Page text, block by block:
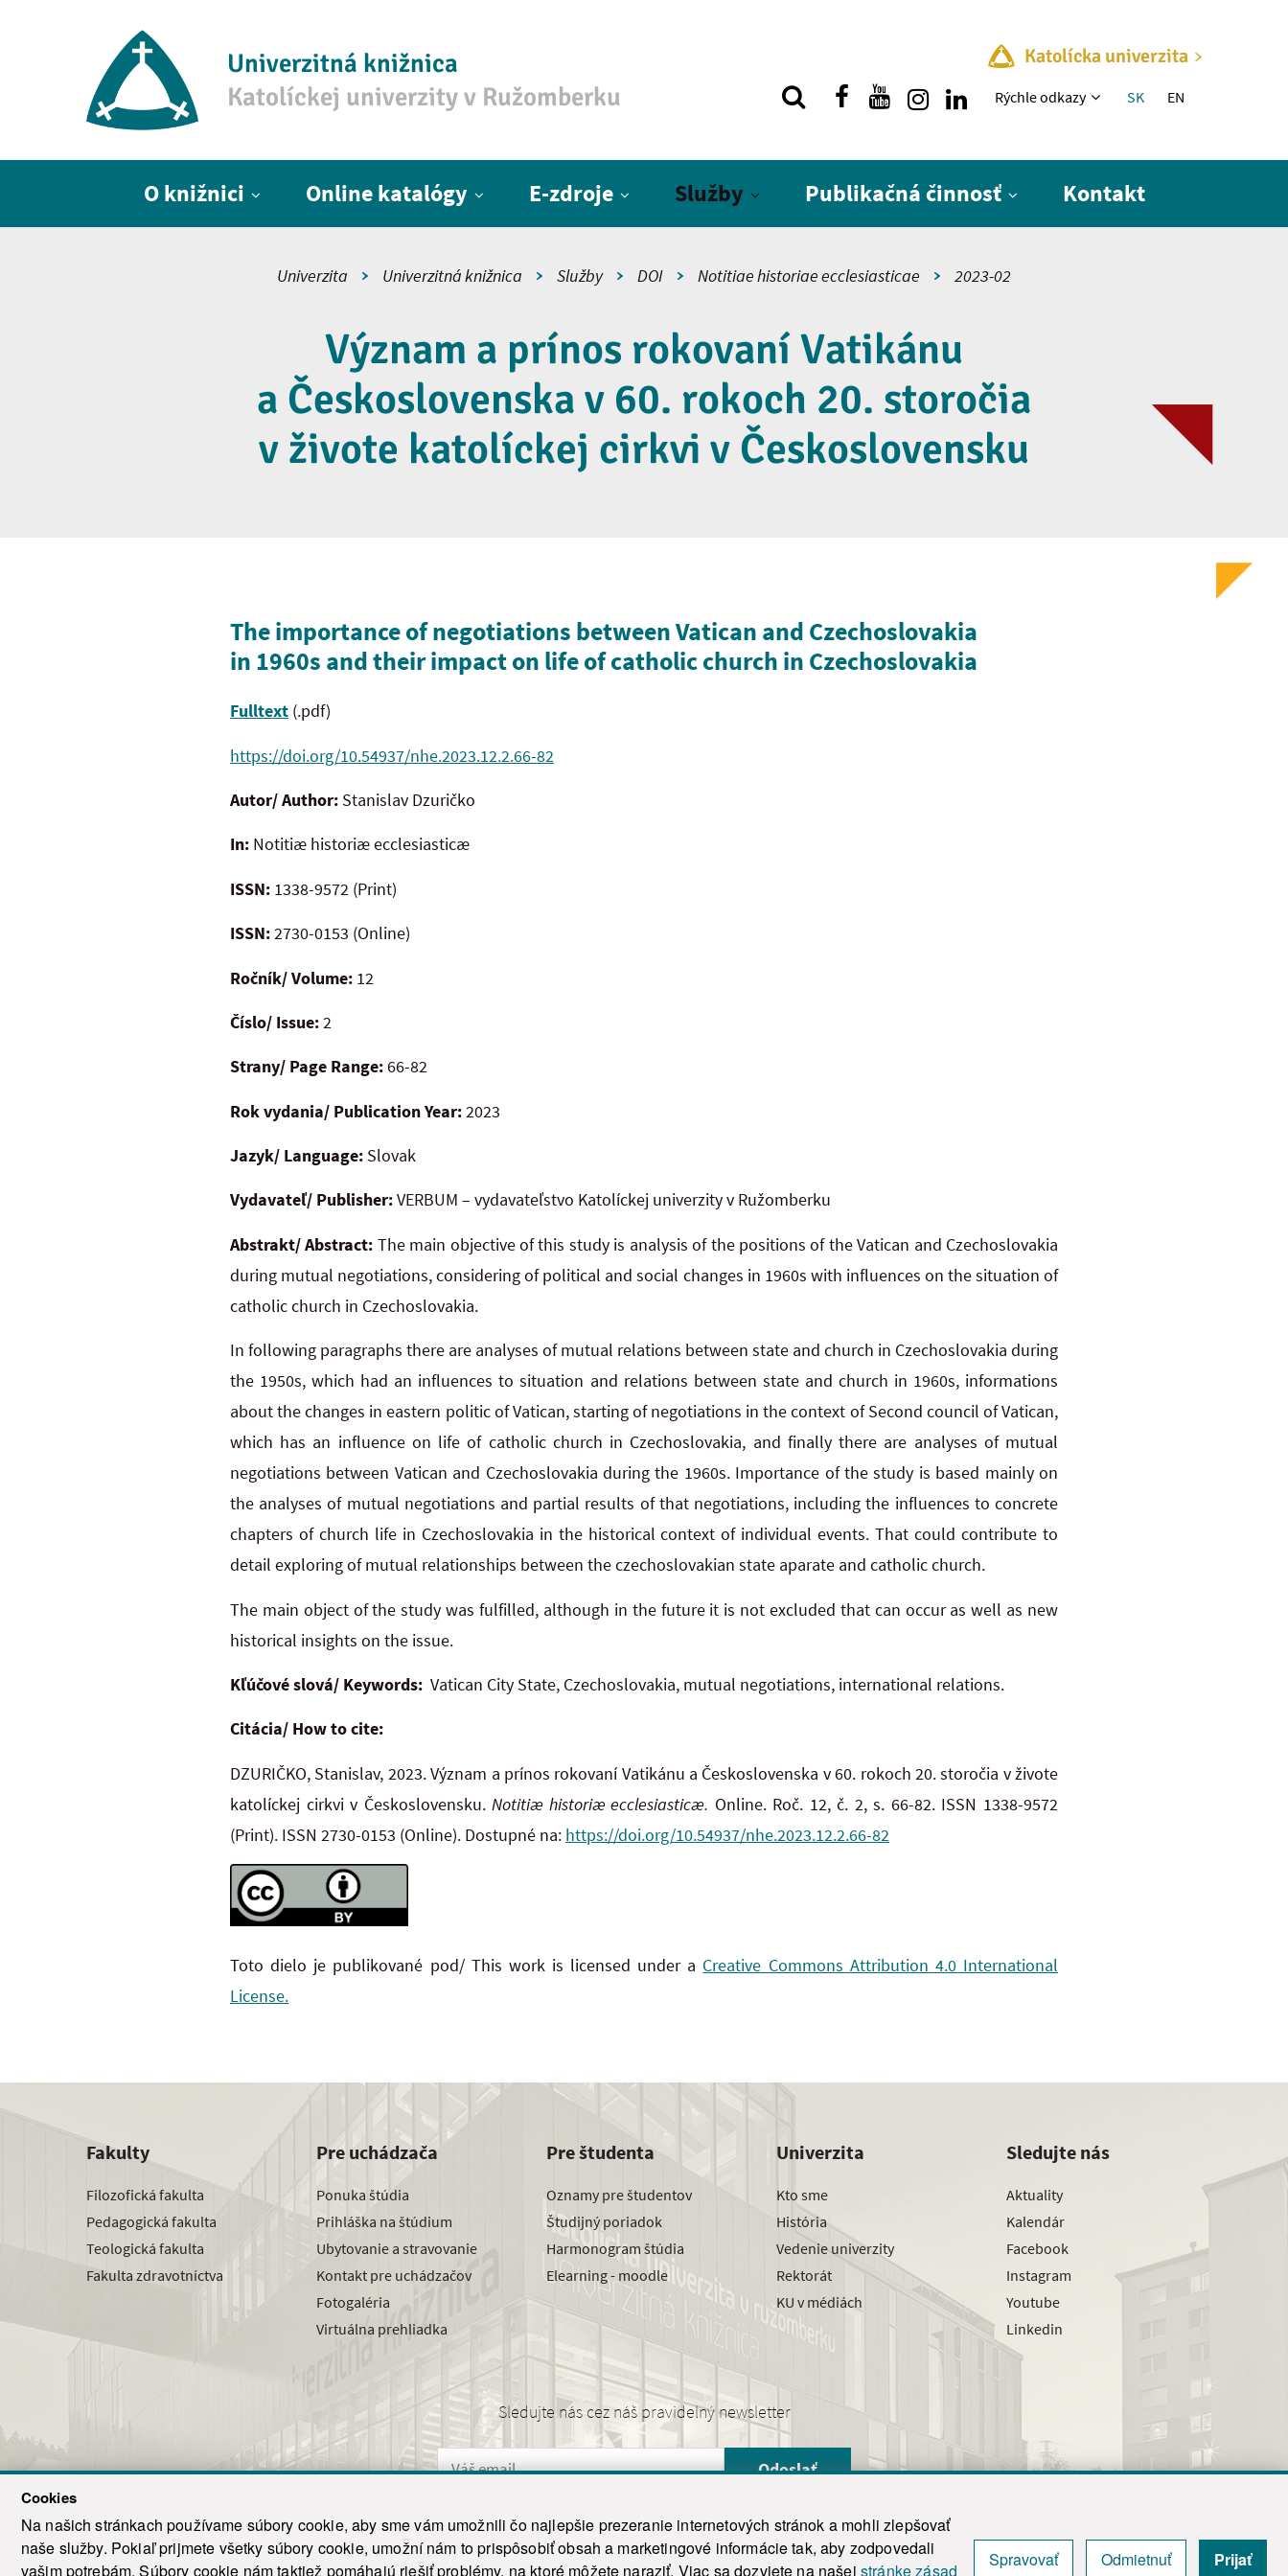
Cookies
Na našich stránkach používame súbory cookie, aby sme vám umožnili čo najlepšie prezeranie internetových stránok a mohli zlepšovať
naše služby. Pokiaľ prijmete všetky súbory cookie, umožní nám to prispôsobiť obsah a marketingové informácie tak, aby zodpovedali
vašim potrebám. Súbory cookie nám taktiež pomáhajú riešiť problémy, na ktoré môžete naraziť. Viac sa dozviete na našej stránke zásad
Spravovať Odmietnuť Prijať
Univerzitná knižnica
Katolíckej univerzity v Ružomberku
Katolícka univerzita
Rýchle menu
Rýchle odkazy SK EN
O knižnici Online katalógy E-zdroje Služby Publikačná činnosť Kontakt
Univerzita Univerzitná knižnica Služby DOI Notitiae historiae ecclesiasticae 2023-02
Význam a prínos rokovaní Vatikánu
a Československa v 60. rokoch 20. storočia
v živote katolíckej cirkvi v Československu
The importance of negotiations between Vatican and Czechoslovakia
in 1960s and their impact on life of catholic church in Czechoslovakia
Fulltext (.pdf)
https://doi.org/10.54937/nhe.2023.12.2.66-82
Autor/ Author: Stanislav Dzuričko
In: Notitiæ historiæ ecclesiasticæ
ISSN: 1338-9572 (Print)
ISSN:2730-0153 (Online)
Ročník/ Volume: 12
Číslo/ Issue:2
Strany/ Page Range:66-82
Rok vydania/ Publication Year:2023
Jazyk/ Language: Slovak
Vydavateľ/ Publisher:VERBUM – vydavateľstvo Katolíckej univerzity v Ružomberku
Abstrakt/ Abstract: The main objective of this study is analysis of the positions of the Vatican and Czechoslovakia
during mutual negotiations, considering of political and social changes in 1960s with influences on the situation of
catholic church in Czechoslovakia.
In following paragraphs there are analyses of mutual relations between state and church in Czechoslovakia during
the 1950s, which had an influences to situation and relations between state and church in 1960s, informations
about the changes in eastern politic of Vatican, starting of negotiations in the context of Second council of Vatican,
which has an influence on life of catholic church in Czechoslovakia, and finally there are analyses of mutual
negotiations between Vatican and Czechoslovakia during the 1960s. Importance of the study is based mainly on
the analyses of mutual negotiations and partial results of that negotiations, including the influences to concrete
chapters of church life in Czechoslovakia in the historical context of individual events. That could contribute to
detail exploring of mutual relationships between the czechoslovakian state aparate and catholic church.
The main object of the study was fulfilled, although in the future it is not excluded that can occur as well as new
historical insights on the issue.
Kľúčové slová/ Keywords: Vatican City State, Czechoslovakia, mutual negotiations, international relations.
Citácia/ How to cite:
DZURIČKO, Stanislav, 2023. Význam a prínos rokovaní Vatikánu a Československa v 60. rokoch 20. storočia v živote
katolíckej cirkvi v Československu.Notitiæ historiæ ecclesiasticæ. Online. Roč. 12, č. 2, s. 66-82. ISSN 1338-9572
(Print). ISSN 2730-0153 (Online). Dostupné na: https://doi.org/10.54937/nhe.2023.12.2.66-82
Toto dielo je publikované pod/ This work is licensed under a Creative Commons Attribution 4.0 International
License.
Fakulty
Filozofická fakulta
Pedagogická fakulta
Teologická fakulta
Fakulta zdravotníctva
Pre uchádzača
Ponuka štúdia
Prihláška na štúdium
Ubytovanie a stravovanie
Kontakt pre uchádzačov
Fotogaléria
Virtuálna prehliadka
Pre študenta
Oznamy pre študentov
Študijný poriadok
Harmonogram štúdia
Elearning - moodle
Univerzita
Kto sme
História
Vedenie univerzity
Rektorát
KU v médiách
Sledujte nás
Aktuality
Kalendár
Facebook
Instagram
Youtube
Linkedin
Sledujte nás cez náš pravidelný newsletter
Odoslať
© 2021-2026 ku.sk. Všetky práva vyhradené. | Ochrana osobných údajov | Vyhlásenie o prístupnosti | Admin